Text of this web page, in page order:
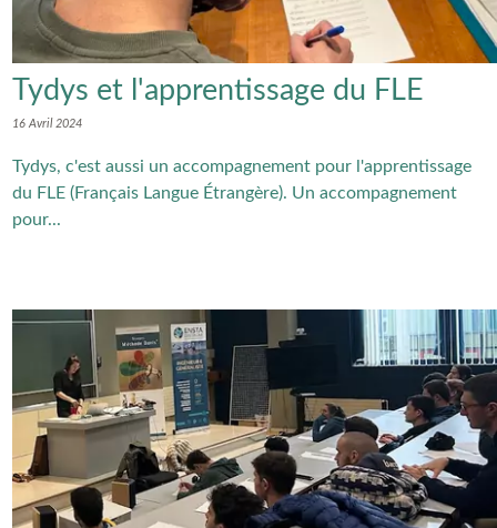
Tydys et l'apprentissage du FLE
16 Avril 2024
Tydys, c'est aussi un accompagnement pour l'apprentissage
du FLE (Français Langue Étrangère). Un accompagnement
pour...